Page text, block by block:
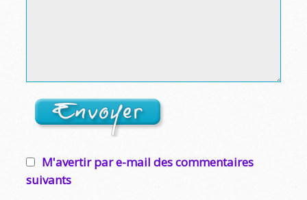
M'avertir par e-mail des commentaires
suivants